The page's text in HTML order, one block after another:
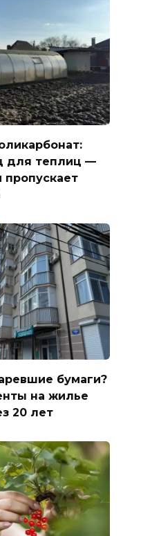
для теплиц —
пропускает
бумаги?
на жилье
20 лет